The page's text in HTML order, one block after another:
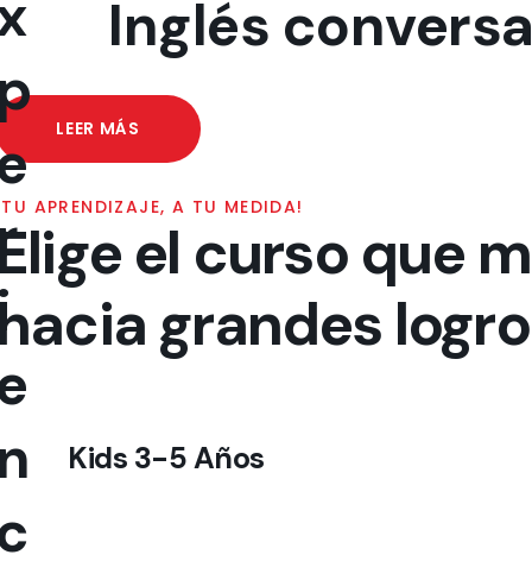
Inglés
LEER MÁS
APRENDIZAJE, A TU MEDIDA!
el curso que
grandes
Kids 3-5 Años